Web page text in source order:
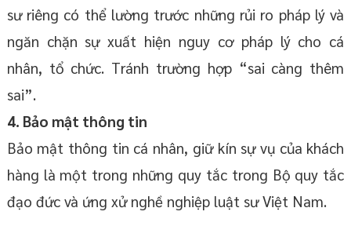
sư riêng có thể lường trước những rủi ro pháp lý và
ngăn chặn sự xuất hiện nguy cơ pháp lý cho cá
nhân, tổ chức. Tránh trường hợp “sai càng thêm
sai”.
4. Bảo mật thông tin
Bảo mật thông tin cá nhân, giữ kín sự vụ của khách
hàng là một trong những quy tắc trong Bộ quy tắc
đạo đức và ứng xử nghề nghiệp luật sư Việt Nam.